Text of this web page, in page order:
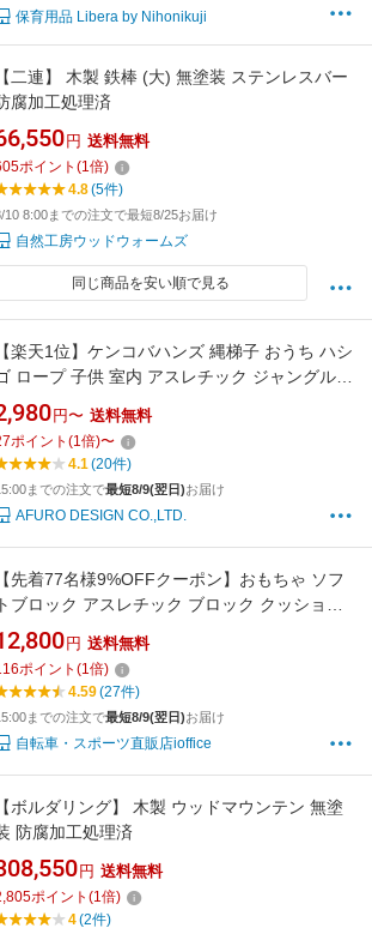
保育用品 Libera by Nihonikuji
【二連】 木製 鉄棒 (大) 無塗装 ステンレスバー
腐加工処理済
円 送料無料
ポイント (1倍)
4.8(5件)
10 8:00までの注文で最短8/25お届け
自然工房ウッドウォームズ
同じ商品を安い順で見る
【楽天1位】ケンコバハンズ 縄梯子 おうち ハシ
ロープ 子供 室内 アスレチック ジャングルジ
避難はしご クライミングロープ 子供用木製
しご忍者 子供用屋外 プレイセットトレーニ
グ器具 スポーツ練習 避難用はしご 折りたた
円〜 送料無料
ポイント (1倍)〜
4.1(20件)
までの注文で最短8/9(翌日)お届け
AFURO DESIGN CO.,LTD.
【先着77名様9%OFFクーポン】おもちゃ ソフ
トブロック アスレチック ブロック クッション
製 玩具 大型 室内 遊具 滑り台 すべりだい キ
ッズスペース 子供 こども キッズ 幼児 保育園
育用品 お祝いプレゼント
円 送料無料
ポイント (1倍)
4.59(27件)
までの注文で最短8/9(翌日)お届け
自転車・スポーツ直販店ioffice
【ボルダリング】 木製 ウッドマウンテン 無塗
防腐加工処理済
円 送料無料
ポイント (1倍)
4(2件)